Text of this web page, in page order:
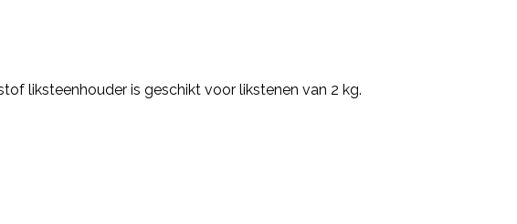
liksteenhouder is geschikt voor likstenen van 2 kg.